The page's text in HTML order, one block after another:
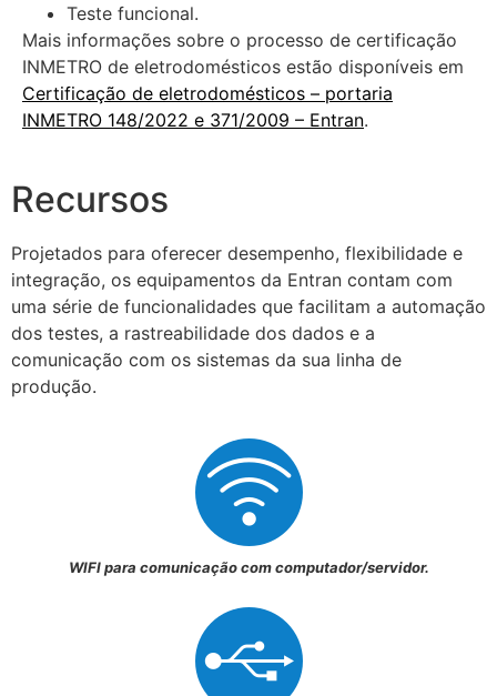
Teste funcional.
Mais informações sobre o processo de certificação
INMETRO de eletrodomésticos estão disponíveis em
Certificação de eletrodomésticos – portaria
INMETRO 148/2022 e 371/2009 – Entran.
Recursos
Projetados para oferecer desempenho, flexibilidade e
integração, os equipamentos da Entran contam com
uma série de funcionalidades que facilitam a automação
dos testes, a rastreabilidade dos dados e a
comunicação com os sistemas da sua linha de
produção.
WIFI para comunicação com computador/servidor.